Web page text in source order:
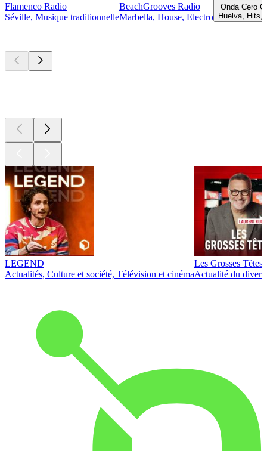
Flamenco Radio
Séville, Musique traditionnelle
BeachGrooves Radio
Marbella, House, Electro
Onda Cero
Huelva, Hits,
LEGEND
Actualités, Culture et société, Télévision et cinéma
Les Grosses Têtes
Actualité du